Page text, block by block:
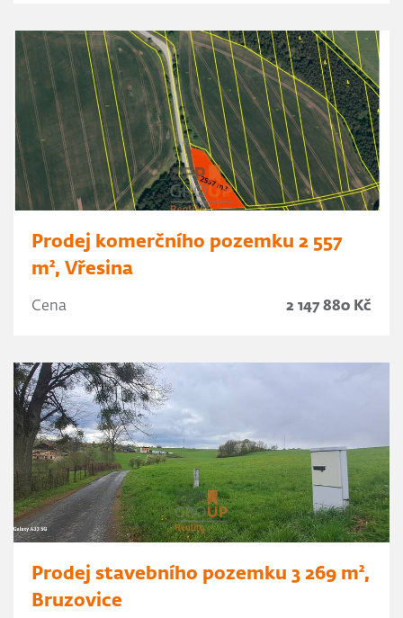
Prodej komerčního pozemku 2 557
m², Vřesina
Cena 2 147 880 Kč
Prodej stavebního pozemku 3 269 m²,
Bruzovice